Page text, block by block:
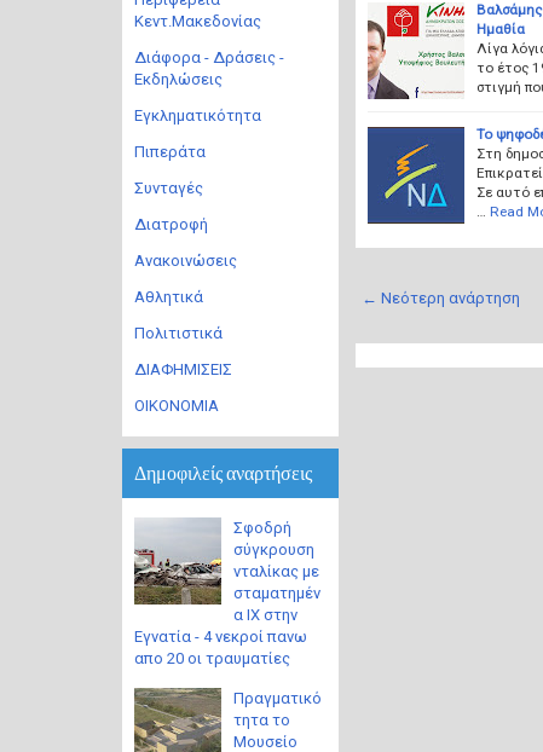
Ημαθία
Λίγα
το έτος
στιγμή
Το
Στη
Σε αυτό
Read
← Νεότερη ανάρτηση
Κεντ.Μακεδονίας
Διάφορα - Δράσεις -
Εκδηλώσεις
Εγκληματικότητα
Πιπεράτα
Συνταγές
Διατροφή
Ανακοινώσεις
Αθλητικά
Πολιτιστικά
ΔΙΑΦΗΜΙΣΕΙΣ
ΟΙΚΟΝΟΜΙΑ
Δημοφιλείς αναρτήσεις
Σφοδρή
σύγκρουση
νταλίκας με
σταματημέν
α ΙΧ στην
Εγνατία - 4 νεκροί πανω
απο 20 οι τραυματίες
Πραγματικό
τητα το
Μουσείο